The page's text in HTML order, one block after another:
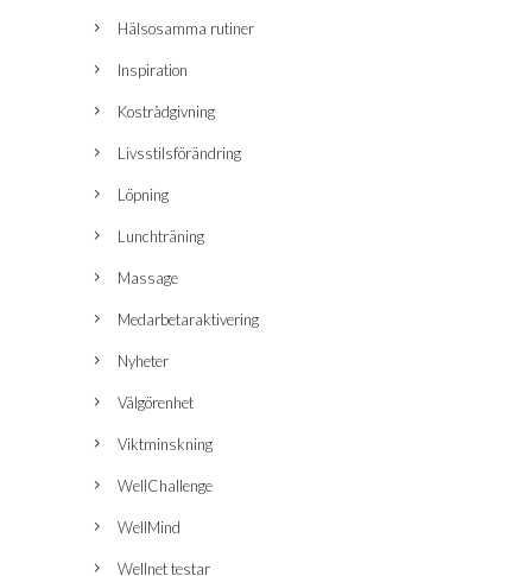
Hälsosamma rutiner
Inspiration
Kostrådgivning
Livsstilsförändring
Löpning
Lunchträning
Massage
Medarbetaraktivering
Nyheter
Välgörenhet
Viktminskning
WellChallenge
WellMind
Wellnet testar